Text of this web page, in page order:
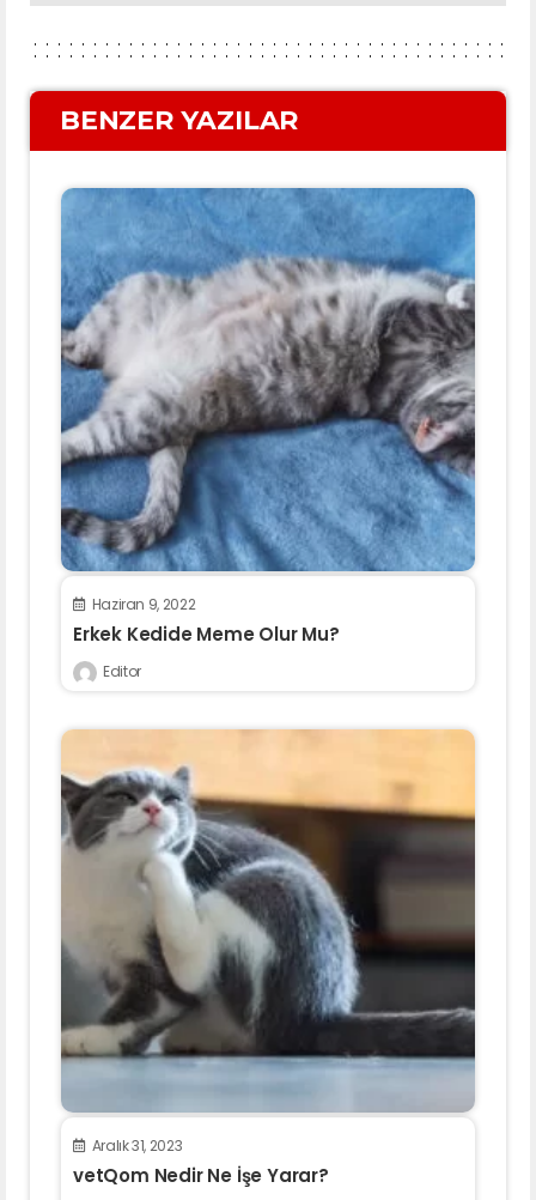
BENZER YAZILAR
Haziran 9, 2022
Erkek Kedide Meme Olur Mu?
Editor
Aralık 31, 2023
vetQom Nedir Ne İşe Yarar?